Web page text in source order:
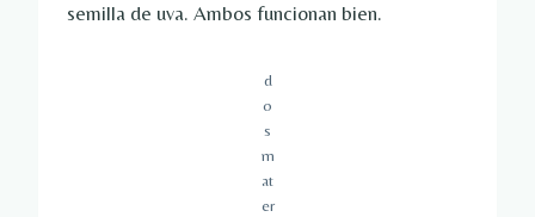
semilla de uva. Ambos funcionan bien.
d
o
s
m
at
er